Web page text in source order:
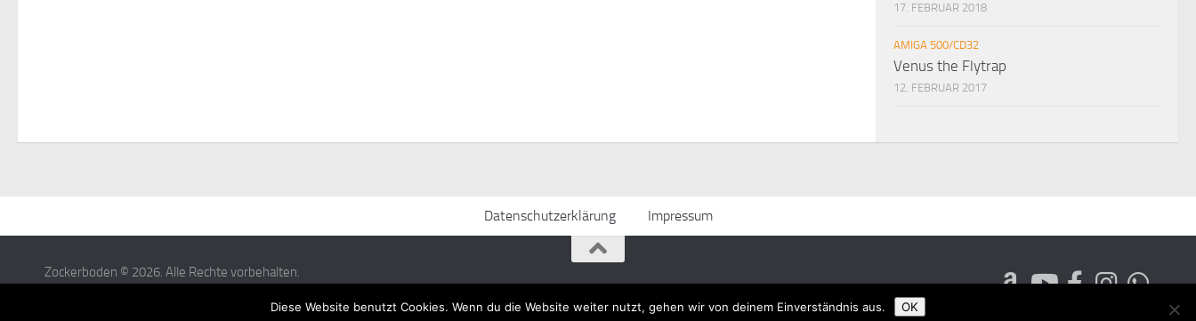
17. FEBRUAR 2018
AMIGA 500/CD32
Venus the Flytrap
12. FEBRUAR 2017
Datenschutzerklärung Impressum
Zockerboden © 2026. Alle Rechte vorbehalten.
Diese Website benutzt Cookies. Wenn du die Website weiter nutzt, gehen wir von deinem Einverständnis aus. OK